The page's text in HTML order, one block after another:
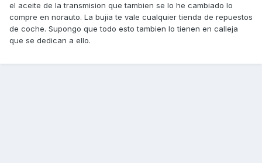
el aceite de la transmision que tambien se lo he cambiado lo
compre en norauto. La bujia te vale cualquier tienda de repuestos
de coche. Supongo que todo esto tambien lo tienen en calleja
que se dedican a ello.